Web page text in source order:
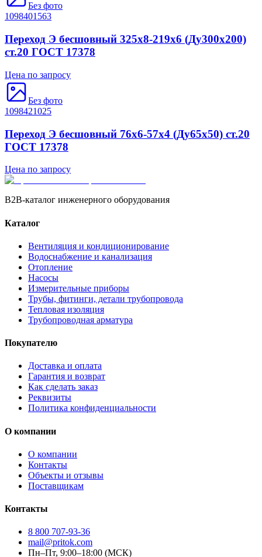
Без фото
1098401563
Переход Э бесшовный 325х8-219х6 (Ду300х200)
ст.20 ГОСТ 17378
Цена по запросу
Без фото
1098421025
Переход Э бесшовный 76х6-57х4 (Ду65х50) ст.20
ГОСТ 17378
Цена по запросу
B2B-каталог инженерного оборудования
Каталог
Вентиляция и кондиционирование
Водоснабжение и канализация
Отопление
Насосы
Измерительные приборы
Трубы, фитинги, детали трубопровода
Тепловая изоляция
Трубопроводная арматура
Покупателю
Доставка и оплата
Гарантия и возврат
Как сделать заказ
Реквизиты
Политика конфиденциальности
О компании
О компании
Контакты
Объекты и отзывы
Поставщикам
Контакты
8 800 707-93-36
mail@pritok.com
Пн–Пт, 9:00–18:00 (МСК)